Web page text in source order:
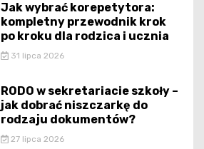
Jak wybrać korepetytora:
kompletny przewodnik krok
po kroku dla rodzica i ucznia
31 lipca 2026
RODO w sekretariacie szkoły –
jak dobrać niszczarkę do
rodzaju dokumentów?
27 lipca 2026